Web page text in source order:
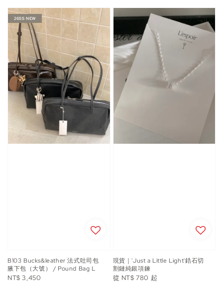
26SS NEW
B103 Bucks&leather 法式吐司包
腋下包（大號） / Pound Bag L
Regular
NT$ 3,450
現貨｜'Just a Little Light'鋯石切
割鏈純銀項鍊
Regular
從 NT$ 780 起